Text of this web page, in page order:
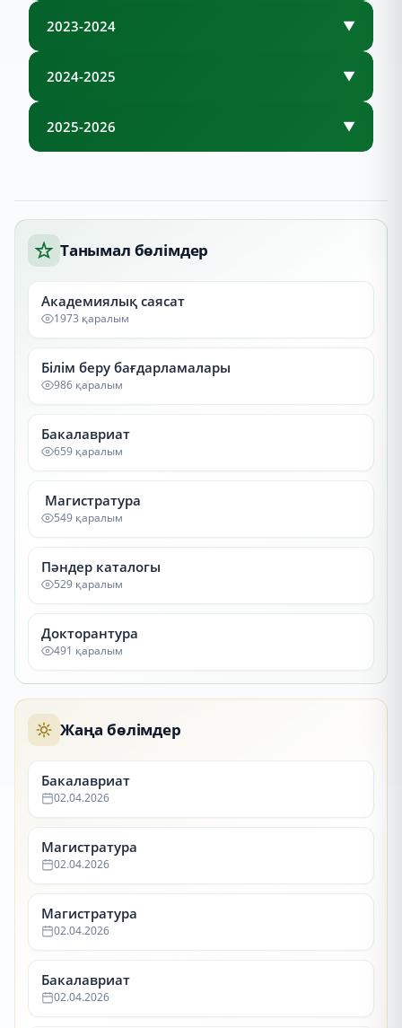
2023-2024 ▼
2024-2025 ▼
2025-2026 ▼
Танымал бөлімдер
Академиялық саясат
1973 қаралым
Білім беру бағдарламалары
986 қаралым
Бакалавриат
659 қаралым
Магистратура
549 қаралым
Пәндер каталогы
529 қаралым
Докторантура
491 қаралым
Жаңа бөлімдер
Бакалавриат
02.04.2026
Магистратура
02.04.2026
Магистратура
02.04.2026
Бакалавриат
02.04.2026